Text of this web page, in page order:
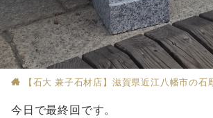
【石大 兼子石材店】滋賀県近江八幡市の石
今日で最終回です。